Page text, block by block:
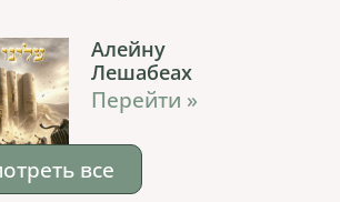
Алейну
Лешабеах
Перейти »
все